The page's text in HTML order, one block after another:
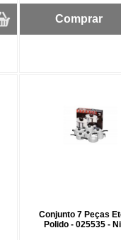
Comprar
Conjunto 7 Peças
Polido - 025535 -